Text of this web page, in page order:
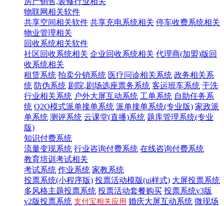
物联网相关软件
共享空间相关软件 共享充电系统相关 停车收费系统相关
物业管理相关
回收系统相关软件
社区回收系统相关 企业回收系统相关 代理商(加盟)版回
收系统相关
租赁系统 拍卖分销系统 医疗问诊相关系统 政务相关系
统 防伪系统 剧院,剧场选座票务系统 客运班车系统 干洗
行业相关系统 户外大屏互动系统 工单系统 自助任务系
统 O2O模式派单接单系统 派单接单系统(专业版) 家政派
单系统 测评系统 云课堂(直播)系统 题库管理系统(专业
版)
知识付费系统
流量变现系统 行业咨询付费系统 在线咨询付费系统
教育培训考试相关
考试系统 作业系统 家教系统
投票系统(小程序版) 投票活动模版(ui样式) 大屏投票系统
多风格主题投票系统 投票活动套餐购买 投票系统v3版
v2版投票系统 支付宝相关应用 婚庆大屏互动系统 微现场